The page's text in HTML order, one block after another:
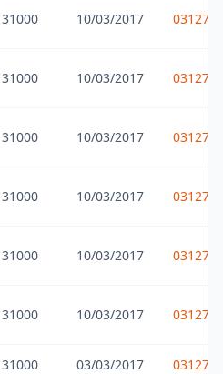
31000 10/03/2017
31000 10/03/2017
31000 10/03/2017
31000 10/03/2017
31000 10/03/2017
31000 10/03/2017
31000 03/03/2017